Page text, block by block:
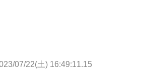
07/22(土) 16:49:11.15